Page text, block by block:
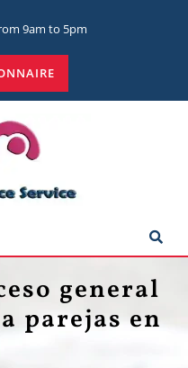
9am to 5pm
general
parejas en